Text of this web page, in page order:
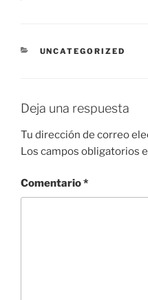
CATEGORÍAS
UNCATEGORIZED
Deja una respuesta
Tu dirección de correo
Los campos obligatorios
Comentario*